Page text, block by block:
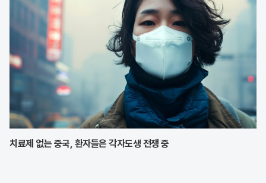
치료제 없는 중국, 환자들은 각자도생 전쟁 중